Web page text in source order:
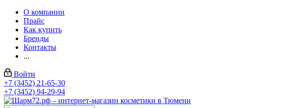
О компании
Прайс
Как купить
Бренды
Контакты
...
Войти
+7 (3452) 21-65-30
+7 (3452) 94-29-94